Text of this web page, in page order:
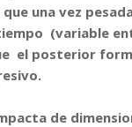
una vez
(variable
el posterior
de